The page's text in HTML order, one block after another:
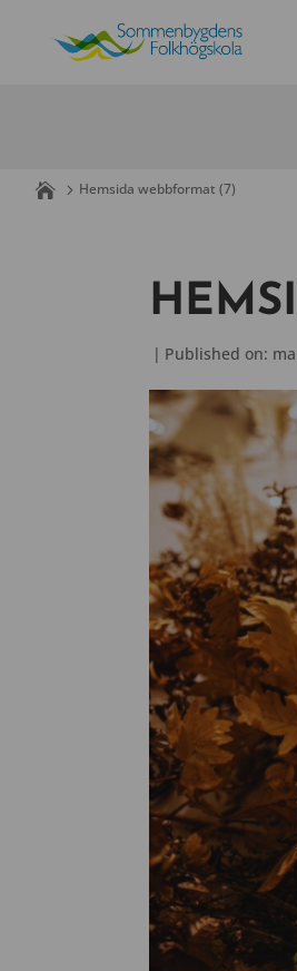
content
Hemsida webbformat (7)
| Published on: